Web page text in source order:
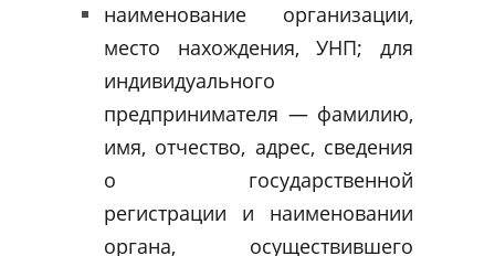
наименование организации,
место нахождения, УНП; для
индивидуального
предпринимателя — фамилию,
имя, отчество, адрес, сведения
о государственной
регистрации и наименовании
органа, осуществившего